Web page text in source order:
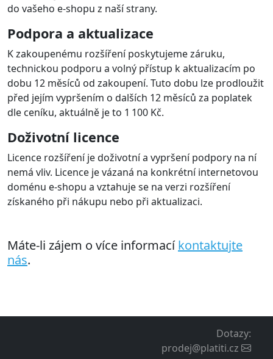
Automatická změna stavu objednávky
dle výsledku platby
Rozšíření automaticky aktualizuje stav objednávky v e-
shopu na základě změn stavu platby na platební bráně.
Takže podle stavu víte, že je zaplaceno a můžete
objednávku realizovat
Čísla objednávek na výpisu z účtu
brány
Rozšíření odesílá na bránu číslo objednávky e-shopu,
které je pak dostupné na výpisu brány. U každé platby
je uvedeno i číslo objednávky, což je užitečné při
zpracování účetnictví
Rozšíření podporuje nastavení multistore, kdy je pro
každý e-shop/doménu možné nakonfigurovat rozšíření